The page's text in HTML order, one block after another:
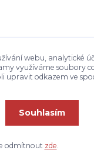
webu, analytické
využíváme soubory
upravit odkazem ve
Souhlasím
odmítnout zde